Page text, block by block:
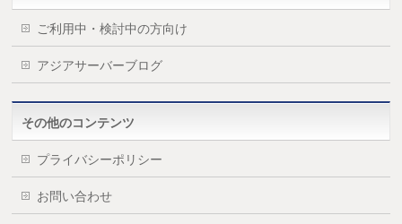
ご利用中・検討中の方向け
アジアサーバーブログ
その他のコンテンツ
プライバシーポリシー
お問い合わせ